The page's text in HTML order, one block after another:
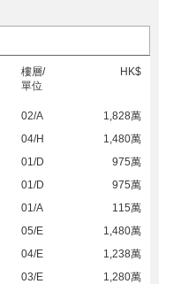
樓層/
單位
HK$
02/A
1,828萬
04/H
1,480萬
01/D
975萬
01/D
975萬
01/A
115萬
05/E
1,480萬
04/E
1,238萬
03/E
1,280萬